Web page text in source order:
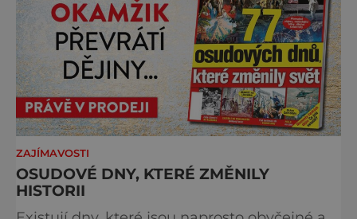
ZAJÍMAVOSTI
OSUDOVÉ DNY, KTERÉ ZMĚNILY
HISTORII